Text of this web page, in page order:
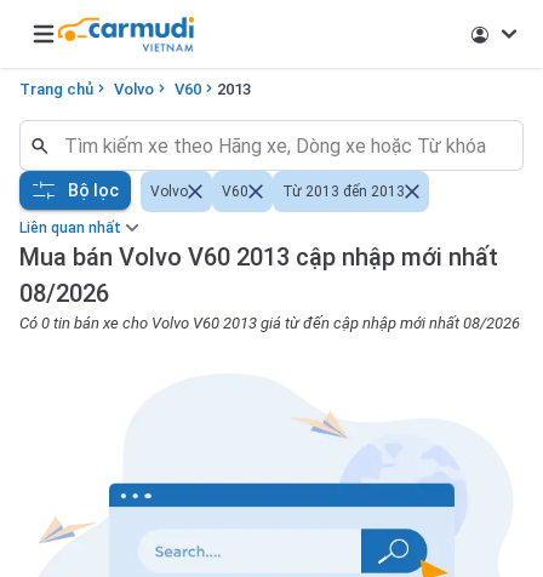
Open main menu
Trang chủ Volvo V60 2013
Liên quan nhất
Mua bán Volvo V60 2013 cập nhập mới nhất
08/2026
Có 0 tin bán xe cho Volvo V60 2013 giá từ đến cập nhập mới nhất 08/2026
Bộ lọc Volvo V60 Từ 2013 đến 2013